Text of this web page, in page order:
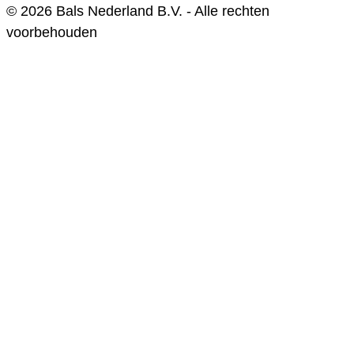
© 2026 Bals Nederland B.V. - Alle rechten
voorbehouden